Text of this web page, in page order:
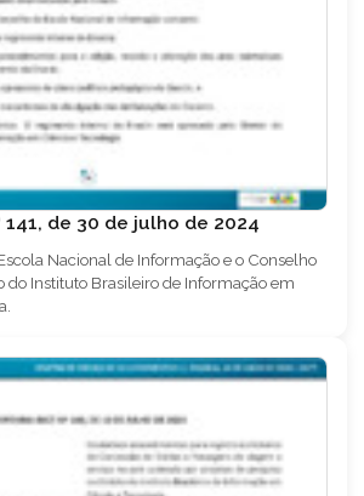
de 30 de julho de 2024
Nacional de Informação e o Conselho
do Instituto Brasileiro de Informação em